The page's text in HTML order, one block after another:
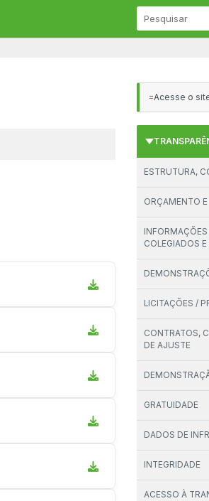
=Acesse o
ESTRUTURA,
ORÇAMENTO
COLEGIADOS
LICITAÇÕES /
CONTRATOS,
DE AJUSTE
GRATUIDADE
DADOS DE
INTEGRIDADE
ACESSO À